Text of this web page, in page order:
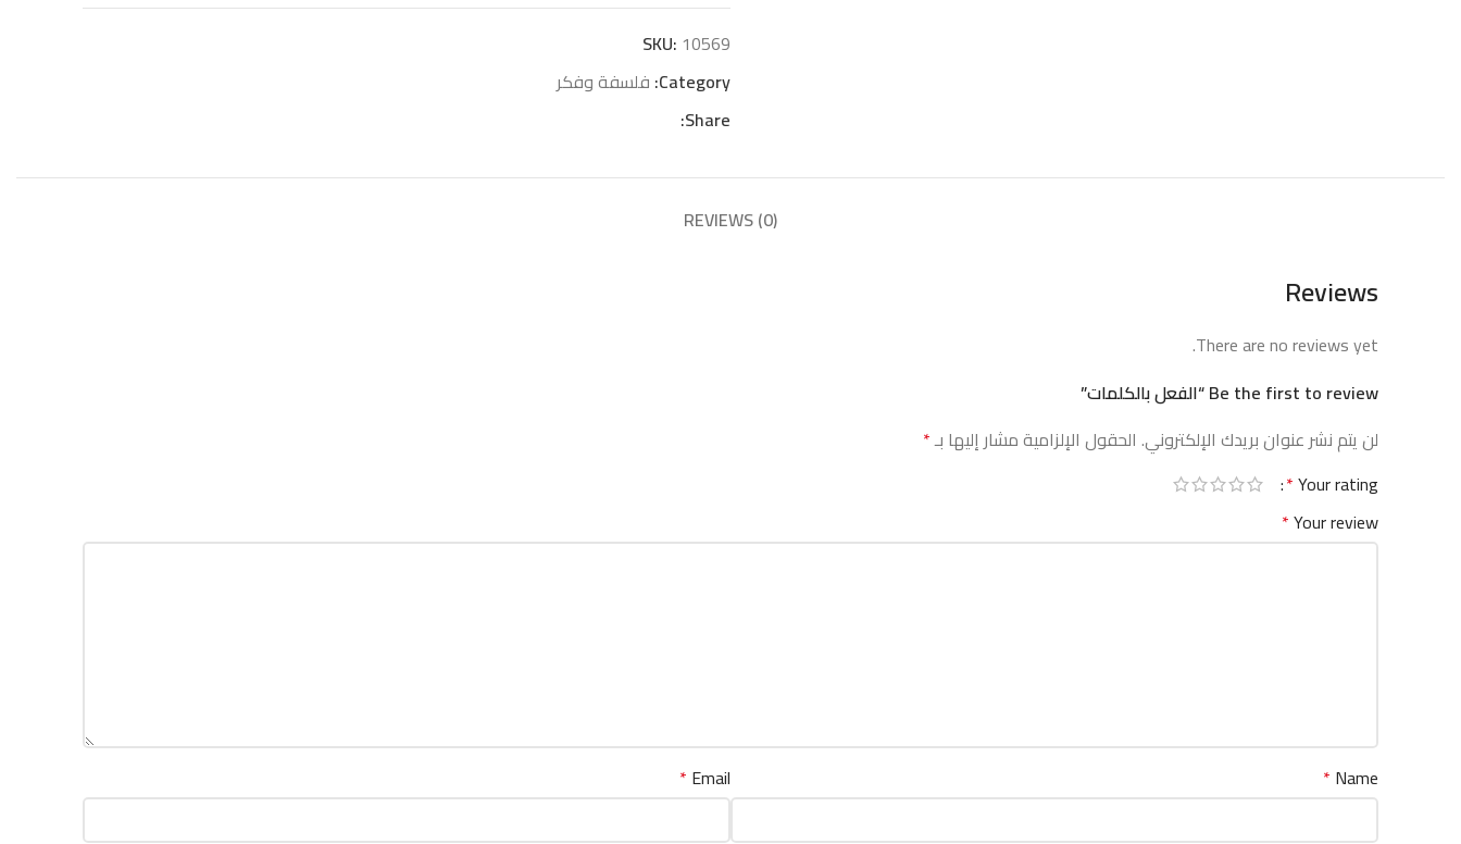
SKU: 10569
Category: فلسفة وفكر
Share:
REVIEWS (0)
Reviews
There are no reviews yet.
Be the first to review “الفعل بالكلمات”
لن يتم نشر عنوان بريدك الإلكتروني. الحقول الإلزامية مشار إليها بـ*
Your rating
*
Your review
*
Name
*
Email
*